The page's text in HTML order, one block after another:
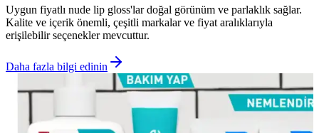
Uygun fiyatlı nude lip gloss'lar doğal görünüm ve parlaklık sağlar.
Kalite ve içerik önemli, çeşitli markalar ve fiyat aralıklarıyla
erişilebilir seçenekler mevcuttur.
Daha fazla bilgi edinin